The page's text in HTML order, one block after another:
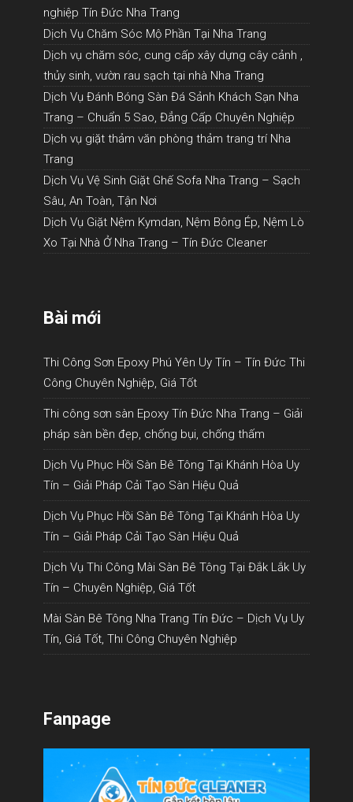
nghiệp Tín Đức Nha Trang
Dịch Vụ Chăm Sóc Mộ Phần Tại Nha Trang
Dịch vụ chăm sóc, cung cấp xây dựng cây cảnh ,
thủy sinh, vườn rau sạch tại nhà Nha Trang
Dịch Vụ Đánh Bóng Sàn Đá Sảnh Khách Sạn Nha
Trang – Chuẩn 5 Sao, Đẳng Cấp Chuyên Nghiệp
Dịch vụ giặt thảm văn phòng thảm trang trí Nha
Trang
Dịch Vụ Vệ Sinh Giặt Ghế Sofa Nha Trang – Sạch
Sâu, An Toàn, Tận Nơi
Dịch Vụ Giặt Nệm Kymdan, Nệm Bông Ép, Nệm Lò
Xo Tại Nhà Ở Nha Trang – Tín Đức Cleaner
Bài mới
Thi Công Sơn Epoxy Phú Yên Uy Tín – Tín Đức Thi
Công Chuyên Nghiệp, Giá Tốt
Thi công sơn sàn Epoxy Tín Đức Nha Trang – Giải
pháp sàn bền đẹp, chống bụi, chống thấm
Dịch Vụ Phục Hồi Sàn Bê Tông Tại Khánh Hòa Uy
Tín – Giải Pháp Cải Tạo Sàn Hiệu Quả
Dịch Vụ Phục Hồi Sàn Bê Tông Tại Khánh Hòa Uy
Tín – Giải Pháp Cải Tạo Sàn Hiệu Quả
Dịch Vụ Thi Công Mài Sàn Bê Tông Tại Đắk Lắk Uy
Tín – Chuyên Nghiệp, Giá Tốt
Mài Sàn Bê Tông Nha Trang Tín Đức – Dịch Vụ Uy
Tín, Giá Tốt, Thi Công Chuyên Nghiệp
Fanpage